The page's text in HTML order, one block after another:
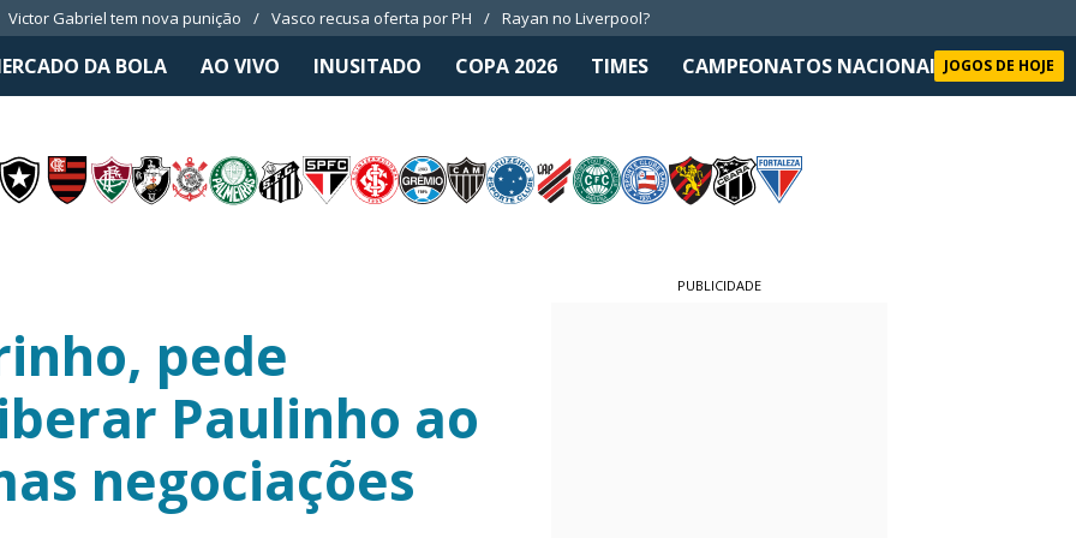
Victor Gabriel tem nova punição Vasco recusa oferta por PH Rayan no Liverpool?
DA BOLA AO VIVO INUSITADO COPA 2026 TIMES CAMPEONATOS NACIONAIS SELEÇÃO
JOGOS DE HOJE
pede
Paulinho ao
negociações
PUBLICIDADE